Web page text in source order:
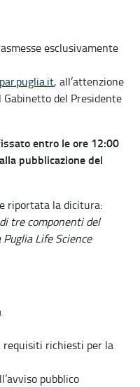
esclusivamente
, all’attenzione
del Presidente
entro le ore 12:00
pubblicazione del
riportata la dicitura:
tre componenti del
Life Science
requisiti richiesti per la
pubblico